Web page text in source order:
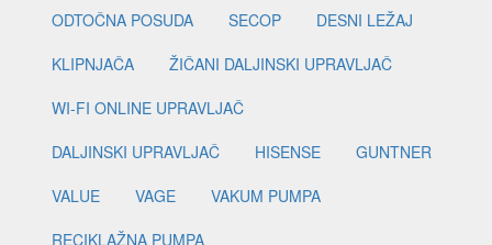
ODTOČNA POSUDA
SECOP
DESNI LEŽAJ
KLIPNJAČA
ŽIČANI DALJINSKI UPRAVLJAČ
WI-FI ONLINE UPRAVLJAČ
DALJINSKI UPRAVLJAČ
HISENSE
GUNTNER
VALUE
VAGE
VAKUM PUMPA
RECIKLAŽNA PUMPA